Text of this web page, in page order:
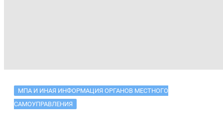
МПА И ИНАЯ ИНФОРМАЦИЯ ОРГАНОВ МЕСТНОГО
САМОУПРАВЛЕНИЯ